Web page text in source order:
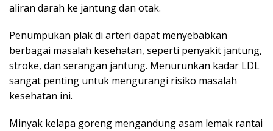
aliran darah ke jantung dan otak.
Penumpukan plak di arteri dapat menyebabkan
berbagai masalah kesehatan, seperti penyakit jantung,
stroke, dan serangan jantung. Menurunkan kadar LDL
sangat penting untuk mengurangi risiko masalah
kesehatan ini.
Minyak kelapa goreng mengandung asam lemak rantai